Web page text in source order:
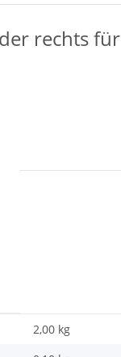
rechts für
2,00 kg